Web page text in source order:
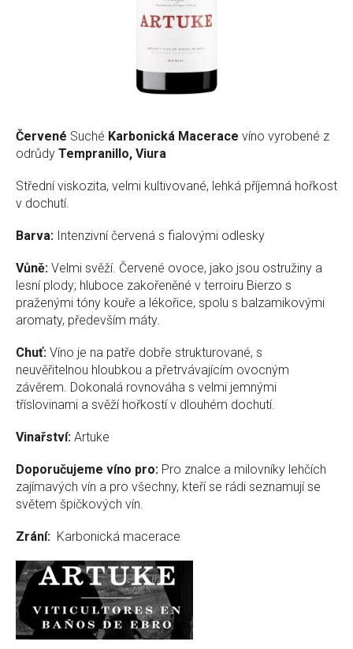
Červené Suché Karbonická Macerace víno vyrobené z
odrůdy Tempranillo, Viura
Střední viskozita, velmi kultivované, lehká příjemná hořkost
v dochutí.
Barva: Intenzivní červená s fialovými odlesky
Vůně: Velmi svěží. Červené ovoce, jako jsou ostružiny a
lesní plody; hluboce zakořeněné v terroiru Bierzo s
praženými tóny kouře a lékořice, spolu s balzamikovými
aromaty, především máty.
Chuť: Víno je na patře dobře strukturované, s
neuvěřitelnou hloubkou a přetrvávajícím ovocným
závěrem. Dokonalá rovnováha s velmi jemnými
tříslovinami a svěží hořkostí v dlouhém dochutí.
Vinařství: Artuke
Doporučujeme víno pro: Pro znalce a milovníky lehčích
zajímavých vín a pro všechny, kteří se rádi seznamují se
světem špičkových vín.
Zrání: Karbonická macerace